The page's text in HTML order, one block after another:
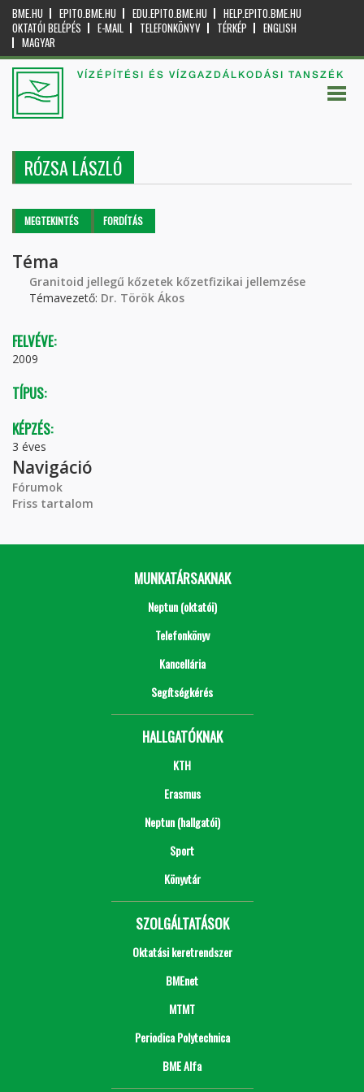
BME.HU EPITO.BME.HU EDU.EPITO.BME.HU
HELP.EPITO.BME.HU
OKTATÓI BELÉPÉS
E-MAIL TELEFONKÖNYV TÉRKÉP
ENGLISH
MAGYAR
VÍZÉPÍTÉSI ÉS VÍZGAZDÁLKODÁSI TANSZÉK
RÓZSA LÁSZLÓ
Elsődleges fülek
MEGTEKINTÉS (AKTÍVFORDÍTÁS
Téma
Granitoid jellegű kőzetek kőzetfizikai jellemzése
Témavezető: Dr. Török Ákos
FELVÉVE:
2009
TÍPUS:
KÉPZÉS:
3 éves
Navigáció
Fórumok
Friss tartalom
MUNKATÁRSAKNAK
Neptun (oktatói)
Telefonkönyv
Kancellária
Segítségkérés
HALLGATÓKNAK
KTH
Erasmus
Neptun (hallgatói)
Sport
Könyvtár
SZOLGÁLTATÁSOK
Oktatási keretrendszer
BMEnet
MTMT
Periodica Polytechnica
BME Alfa